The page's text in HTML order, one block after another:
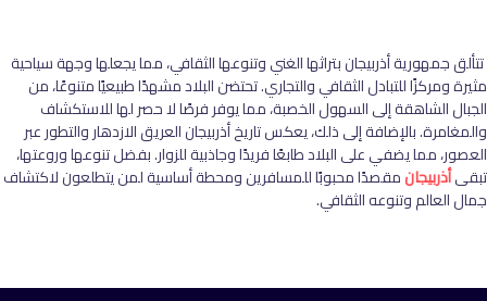
تتألق جمهورية أذربيجان بتراثها الغني وتنوعها الثقافي، مما يجعلها وجهة سياحية
مثيرة ومركزًا للتبادل الثقافي والتجاري. تحتضن البلاد مشهدًا طبيعيًا متنوعًا، من
الجبال الشاهقة إلى السهول الخصبة، مما يوفر فرصًا لا حصر لها للاستكشاف
والمغامرة. بالإضافة إلى ذلك، يعكس تاريخ أذربيجان العريق الازدهار والتطور عبر
العصور، مما يضفي على البلاد طابعًا فريدًا وجاذبية للزوار. بفضل تنوعها وروعتها،
تبقىأذربيجانمقصدًا محبوبًا للمسافرين ومحطة أساسية لمن يتطلعون لاكتشاف
جمال العالم وتنوعه الثقافي.